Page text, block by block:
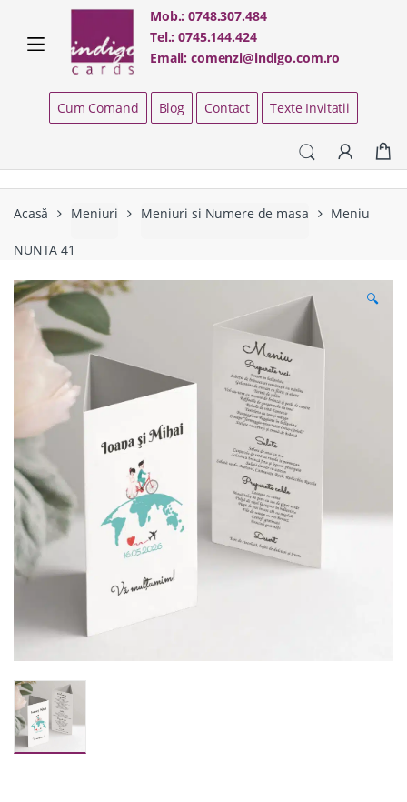
navigation
content
Mob.:0748.307.484
Tel.:0745.144.424
Email:comenzi@indigo.com.ro
Cum Comand Blog Contact Texte Invitatii
Acasă Meniuri Meniuri si Numere de masa Meniu
NUNTA 41
🔍